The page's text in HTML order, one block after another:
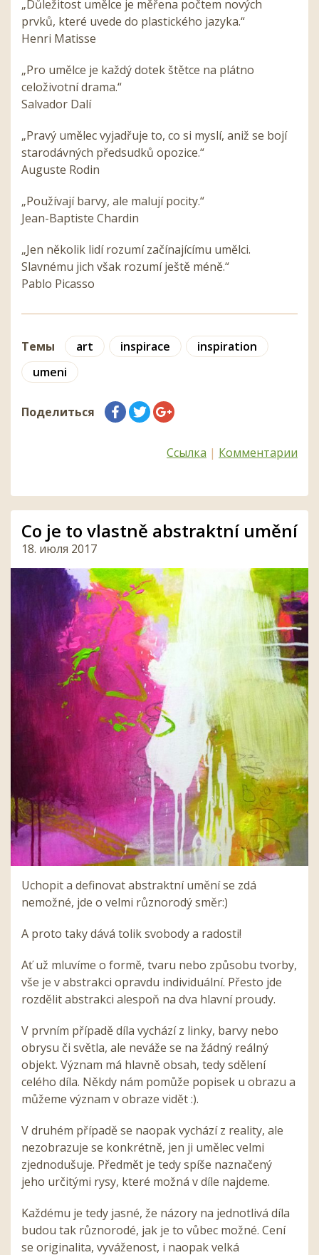
„Důležitost umělce je měřena počtem nových
prvků, které uvede do plastického jazyka.“
Henri Matisse
„Pro umělce je každý dotek štětce na plátno
celoživotní drama.“
Salvador Dalí
„Pravý umělec vyjadřuje to, co si myslí, aniž se bojí
starodávných předsudků opozice.“
Auguste Rodin
„Používají barvy, ale malují pocity.“
Jean-Baptiste Chardin
„Jen několik lidí rozumí začínajícímu umělci.
Slavnému jich však rozumí ještě méně.“
Pablo Picasso
Темы art inspirace
inspiration
umeni
Поделиться
Ссылка | Комментарии
Co je to vlastně abstraktní umění
18. июля 2017
Uchopit a definovat abstraktní umění se zdá
nemožné, jde o velmi různorodý směr:)
A proto taky dává tolik svobody a radosti!
Ať už mluvíme o formě, tvaru nebo způsobu tvorby,
vše je v abstrakci opravdu individuální. Přesto jde
rozdělit abstrakci alespoň na dva hlavní proudy.
V prvním případě díla vychází z linky, barvy nebo
obrysu či světla, ale neváže se na žádný reálný
objekt. Význam má hlavně obsah, tedy sdělení
celého díla. Někdy nám pomůže popisek u obrazu a
můžeme význam v obraze vidět :).
V druhém případě se naopak vychází z reality, ale
nezobrazuje se konkrétně, jen ji umělec velmi
zjednodušuje. Předmět je tedy spíše naznačený
jeho určitými rysy, které možná v díle najdeme.
Každému je tedy jasné, že názory na jednotlivá díla
budou tak různorodé, jak je to vůbec možné. Cení
se originalita, vyváženost, i naopak velká